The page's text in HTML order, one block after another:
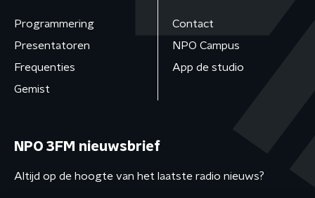
Programmering
Presentatoren
Frequenties
Gemist
Contact
NPO Campus
App de studio
NPO 3FM nieuwsbrief
Altijd op de hoogte van het laatste radio nieuws?